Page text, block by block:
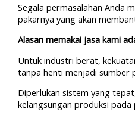
Segala permasalahan Anda
pakarnya yang akan
Alasan memakai jasa kami
Untuk industri berat,
tanpa henti menjadi sumber
Diperlukan sistem yang
kelangsungan produksi pada